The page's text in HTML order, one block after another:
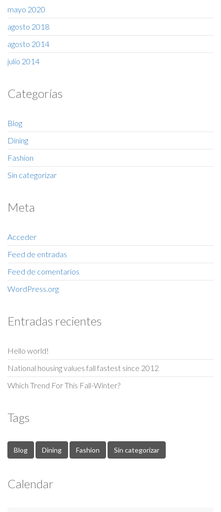
mayo 2020
agosto 2018
agosto 2014
julio 2014
Categorías
Blog
Dining
Fashion
Sin categorizar
Meta
Acceder
Feed de entradas
Feed de comentarios
WordPress.org
Entradas recientes
Hello world!
National housing values fall fastest since 2012
Which Trend For This Fall-Winter?
Tags
Blog Dining Fashion Sin categorizar
Calendar